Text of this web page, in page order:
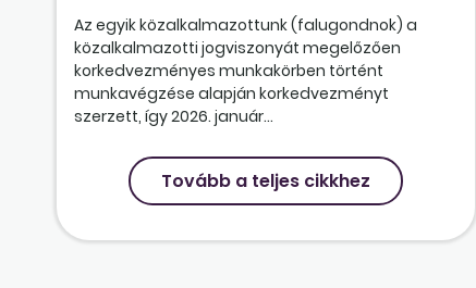
Az egyik közalkalmazottunk (falugondnok) a
közalkalmazotti jogviszonyát megelőzően
korkedvezményes munkakörben történt
munkavégzése alapján korkedvezményt
szerzett, így 2026. január...
Tovább a teljes cikkhez